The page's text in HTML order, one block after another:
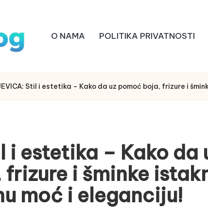
O NAMA POLITIKA PRIVATNOSTI
Stil i estetika – Kako da uz pomoć boja, frizure i
i estetika – Kako da
i šminke
moć i eleganciju!